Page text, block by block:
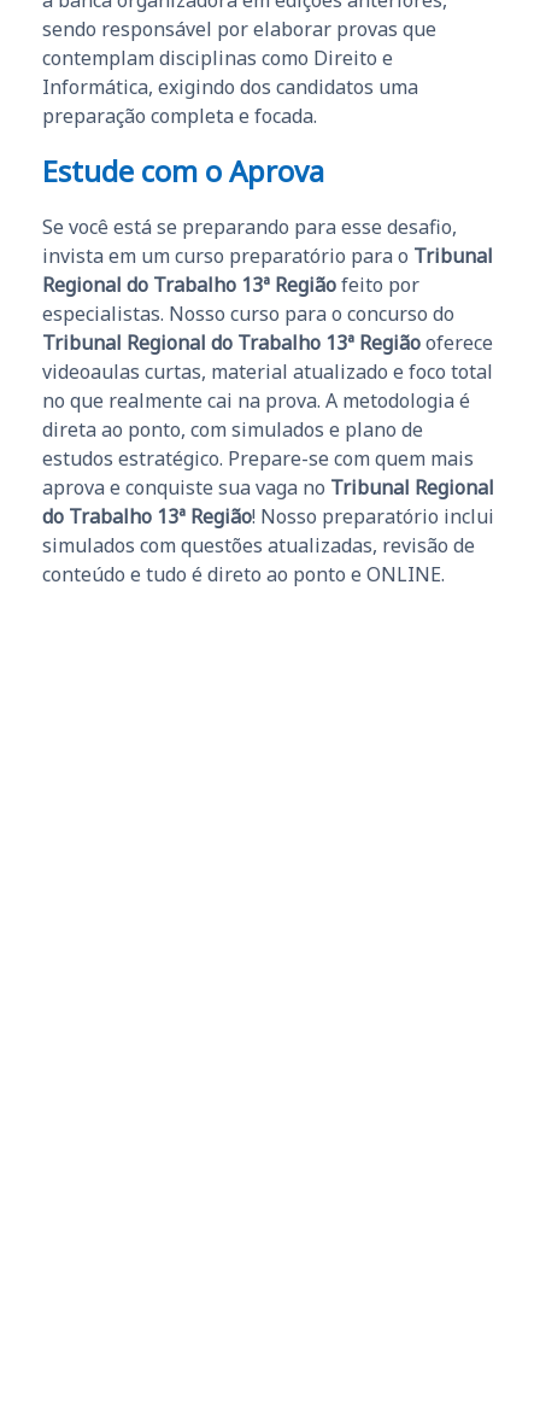
sendo responsável por elaborar provas que
contemplam disciplinas como Direito e
Informática, exigindo dos candidatos uma
preparação completa e focada.
Estude com o Aprova
Se você está se preparando para esse desafio,
invista em um curso preparatório para o Tribunal
Regional do Trabalho 13ª Regiãofeito por
especialistas. Nosso curso para o concurso do
Tribunal Regional do Trabalho 13ª Regiãooferece
videoaulas curtas, material atualizado e foco total
no que realmente cai na prova. A metodologia é
direta ao ponto, com simulados e plano de
estudos estratégico. Prepare-se com quem mais
aprova e conquiste sua vaga no Tribunal Regional
do Trabalho 13ª Região! Nosso preparatório inclui
simulados com questões atualizadas, revisão de
conteúdo e tudo é direto ao ponto e ONLINE.